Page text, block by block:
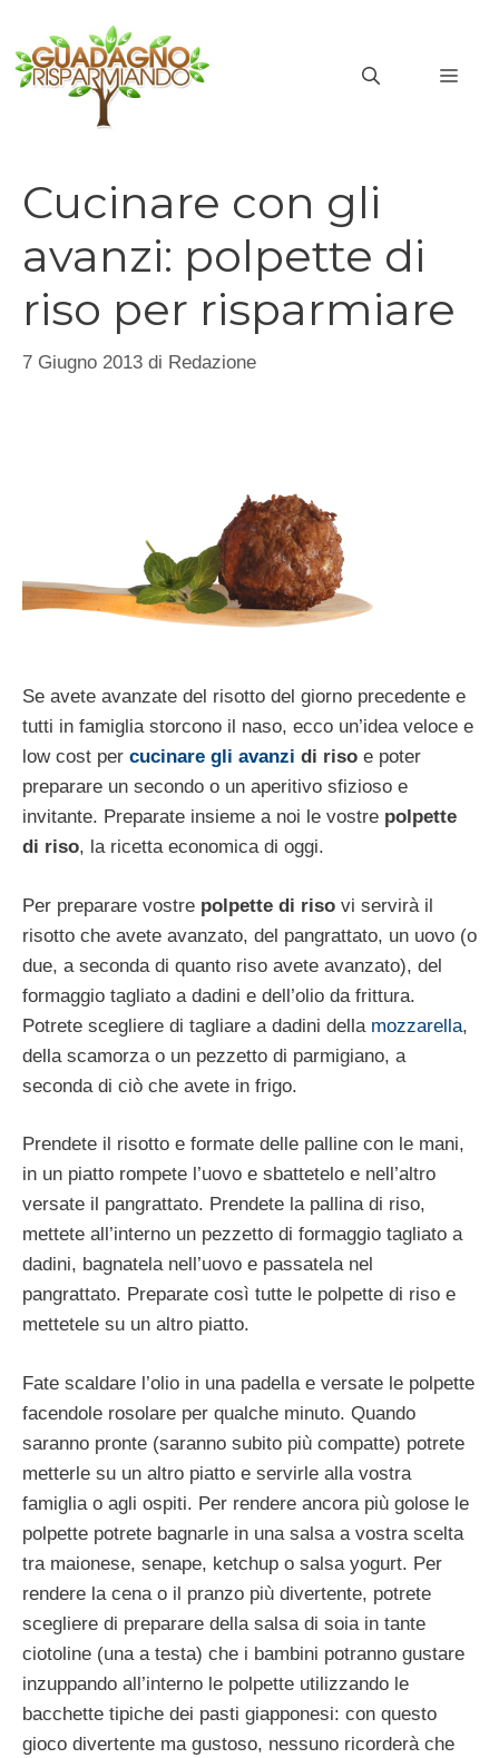
contenuto
Cucinare con gli
avanzi: polpette di
riso per risparmiare
7 Giugno 2013 di Redazione
Se avete avanzate del risotto del giorno precedente e
tutti in famiglia storcono il naso, ecco un’idea veloce e
low cost per cucinare gli avanzi di riso e poter
preparare un secondo o un aperitivo sfizioso e
invitante. Preparate insieme a noi le vostre polpette
di riso, la ricetta economica di oggi.
Per preparare vostre polpette di riso vi servirà il
risotto che avete avanzato, del pangrattato, un uovo (o
due, a seconda di quanto riso avete avanzato), del
formaggio tagliato a dadini e dell’olio da frittura.
Potrete scegliere di tagliare a dadini della mozzarella,
della scamorza o un pezzetto di parmigiano, a
seconda di ciò che avete in frigo.
Prendete il risotto e formate delle palline con le mani,
in un piatto rompete l’uovo e sbattetelo e nell’altro
versate il pangrattato. Prendete la pallina di riso,
mettete all’interno un pezzetto di formaggio tagliato a
dadini, bagnatela nell’uovo e passatela nel
pangrattato. Preparate così tutte le polpette di riso e
mettetele su un altro piatto.
Fate scaldare l’olio in una padella e versate le polpette
facendole rosolare per qualche minuto. Quando
saranno pronte (saranno subito più compatte) potrete
metterle su un altro piatto e servirle alla vostra
famiglia o agli ospiti. Per rendere ancora più golose le
polpette potrete bagnarle in una salsa a vostra scelta
tra maionese, senape, ketchup o salsa yogurt. Per
rendere la cena o il pranzo più divertente, potrete
scegliere di preparare della salsa di soia in tante
ciotoline (una a testa) che i bambini potranno gustare
inzuppando all’interno le polpette utilizzando le
bacchette tipiche dei pasti giapponesi: con questo
gioco divertente ma gustoso, nessuno ricorderà che